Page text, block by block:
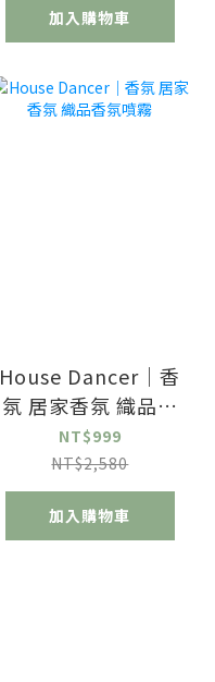
加入購物車
House Dancer｜香
氛 居家香氛 織品香
氛噴霧
NT$999
NT$2,580
加入購物車